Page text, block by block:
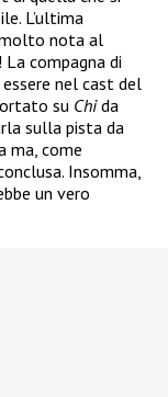
L’ultima
molto nota al
! La compagna di
nel cast del
su Chida
sulla pista da
ma, come
Insomma,
un vero